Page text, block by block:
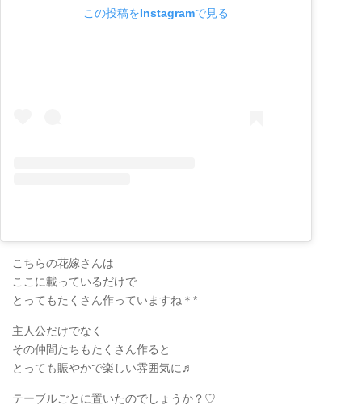
この投稿をInstagramで見る
こちらの花嫁さんは
ここに載っているだけで
とってもたくさん作っていますね＊*
主人公だけでなく
その仲間たちもたくさん作ると
とっても賑やかで楽しい雰囲気に♬
テーブルごとに置いたのでしょうか？♡